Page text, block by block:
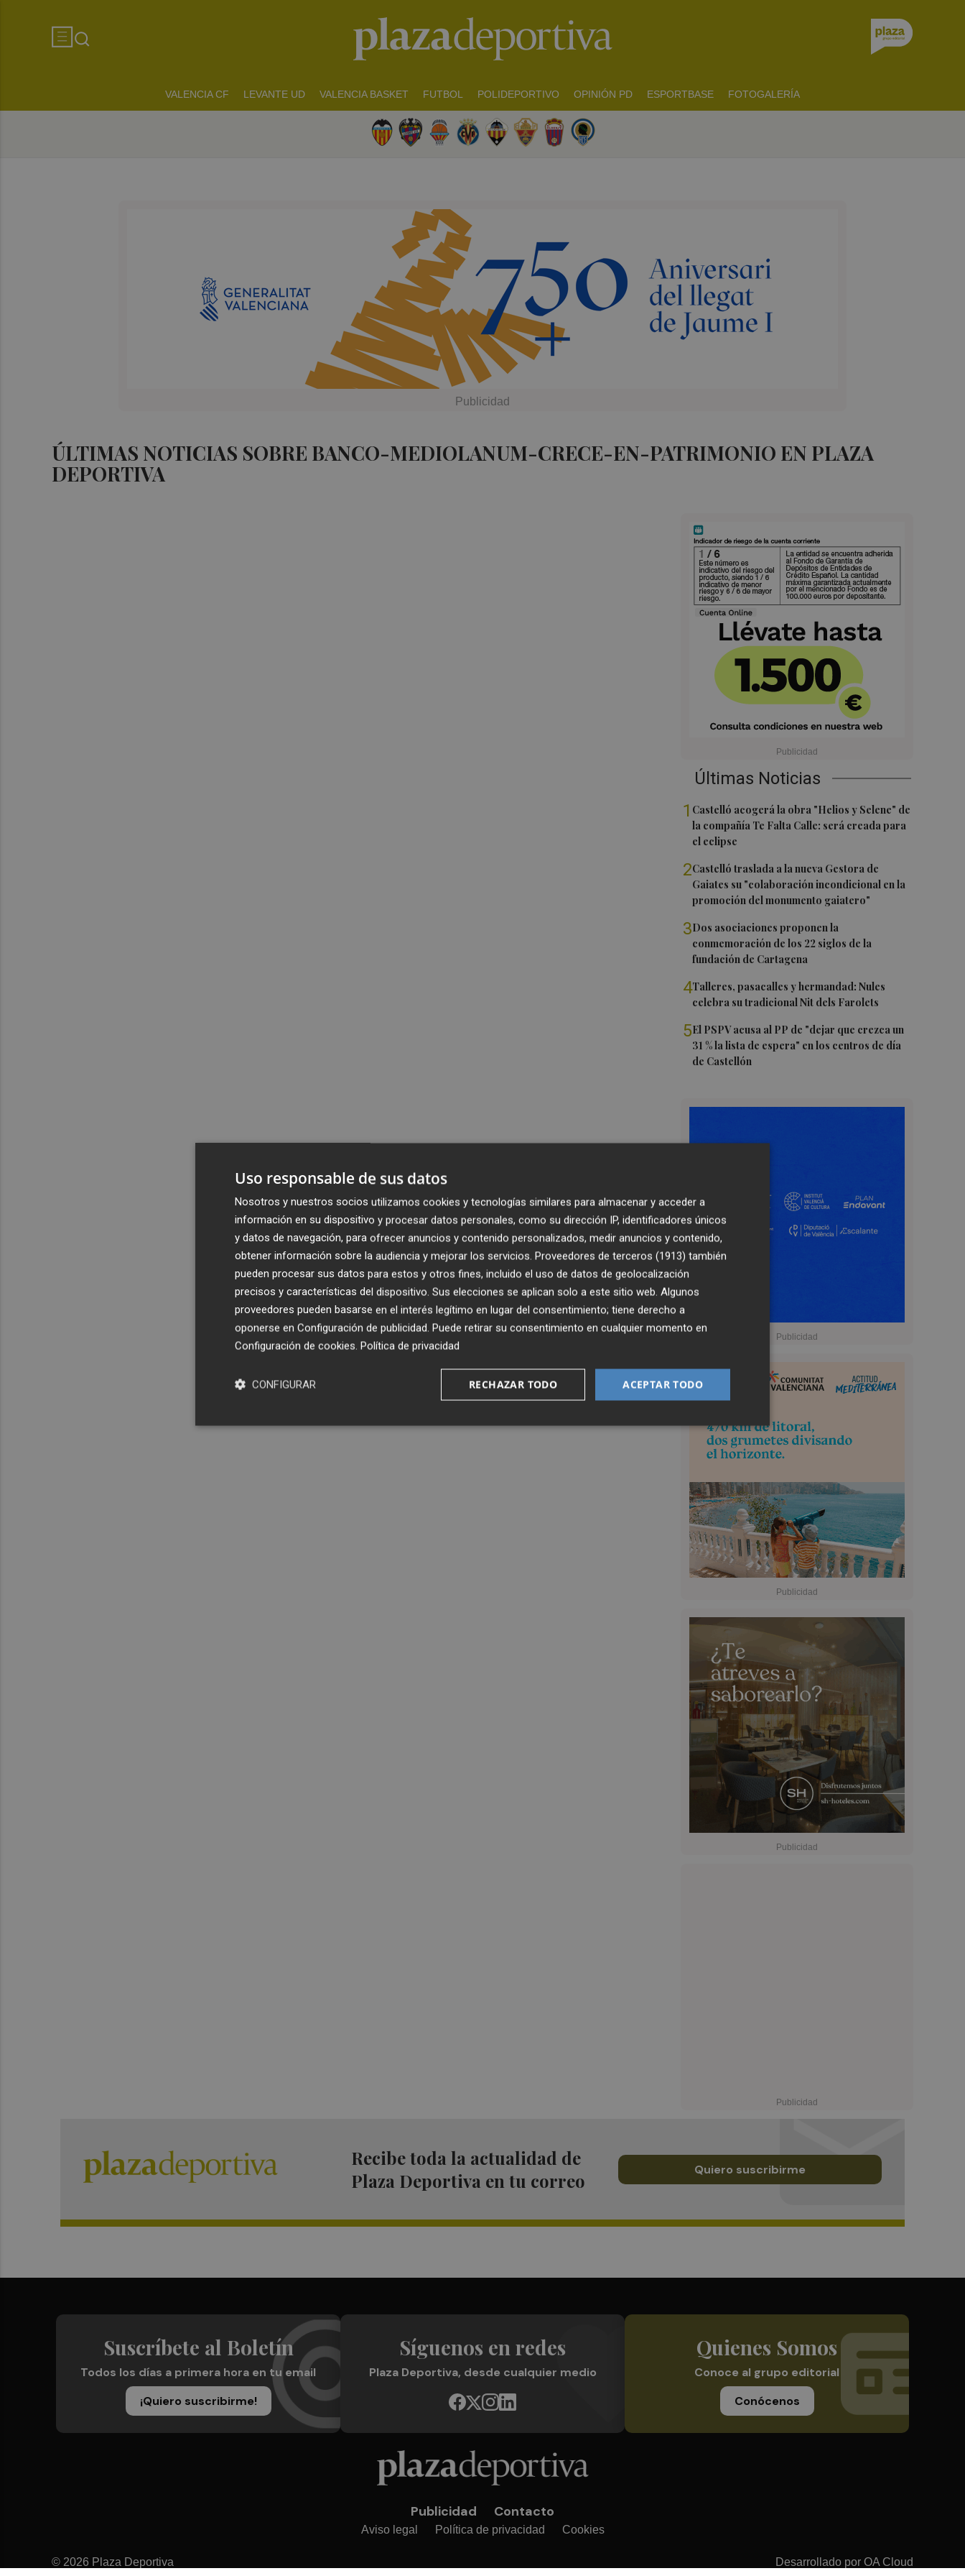
VALENCIA CF LEVANTE UD VALENCIA BASKET FUTBOL POLIDEPORTIVO OPINIÓN PD ESPORTBASE FOTOGALERÍA
ÚLTIMAS NOTICIAS SOBRE BANCO-MEDIOLANUM-CRECE-EN-PATRIMONIO EN PLAZA
DEPORTIVA
Últimas Noticias
1 Castelló acogerá la obra "Helios y Selene" de
la compañía Te Falta Calle: será creada para
el eclipse
2Castelló traslada a la nueva Gestora de
Gaiates su "colaboración incondicional en la
promoción del monumento gaiatero"
3Dos asociaciones proponen la
conmemoración de los 22 siglos de la
fundación de Cartagena
4Talleres, pasacalles y hermandad: Nules
celebra su tradicional Nit dels Farolets
5El PSPV acusa al PP de "dejar que crezca un
31 % la lista de espera" en los centros de día
de Castellón
Recibe toda la actualidad de
Plaza Deportiva en tu correo
Quiero suscribirme
Suscríbete al Boletín
Todos los días a primera hora en tu email
¡Quiero suscribirme!
Síguenos en redes
Plaza Deportiva, desde cualquier medio
Quienes Somos
Conoce al grupo editorial
Conócenos
Publicidad Contacto
Aviso legal Política de privacidad Cookies
© 2026 Plaza Deportiva Desarrollado por OA Cloud
Uso responsable de sus datos
Nosotros y nuestros socios utilizamos cookies y tecnologías similares para almacenar y acceder a
información en su dispositivo y procesar datos personales, como su dirección IP, identificadores únicos
y datos de navegación, para ofrecer anuncios y contenido personalizados, medir anuncios y contenido,
obtener información sobre la audiencia y mejorar los servicios. Proveedores de terceros (1913) también
pueden procesar sus datos para estos y otros fines, incluido el uso de datos de geolocalización
precisos y características del dispositivo. Sus elecciones se aplican solo a este sitio web. Algunos
proveedores pueden basarse en el interés legítimo en lugar del consentimiento; tiene derecho a
oponerse en Configuración de publicidad. Puede retirar su consentimiento en cualquier momento en
Configuración de cookies. Política de privacidad
ACEPTAR TODO
RECHAZAR TODO
CONFIGURAR